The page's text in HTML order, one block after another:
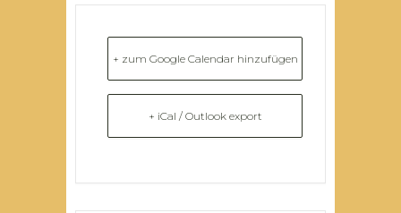
+ zum Google Calendar hinzufügen
+ iCal / Outlook export